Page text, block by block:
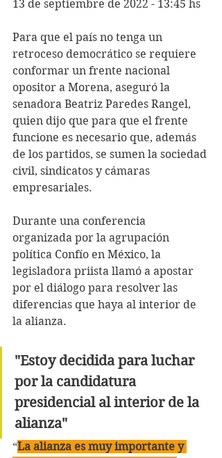
13 de septiembre de 2022 - 13:45 hs
Para que el país no tenga un
retroceso democrático se requiere
conformar un frente nacional
opositor a Morena, aseguró la
senadora Beatriz Paredes Rangel,
quien dijo que para que el frente
funcione es necesario que, además
de los partidos, se sumen la sociedad
civil, sindicatos y cámaras
empresariales.
Durante una conferencia
organizada por la agrupación
política Confío en México, la
legisladora priista llamó a apostar
por el diálogo para resolver las
diferencias que haya al interior de
la alianza.
"Estoy decidida para luchar
por la candidatura
presidencial al interior de la
alianza"
“La alianza es muy importante y